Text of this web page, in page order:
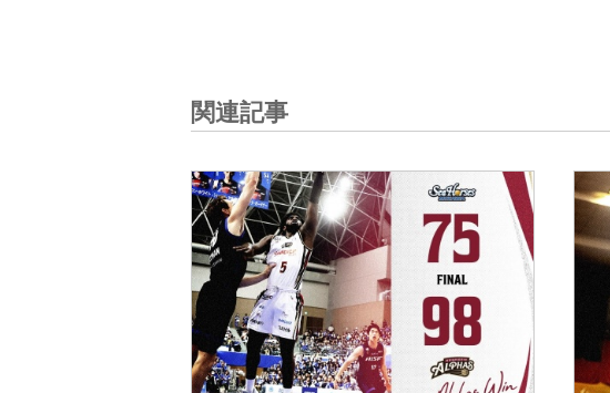
関連記事